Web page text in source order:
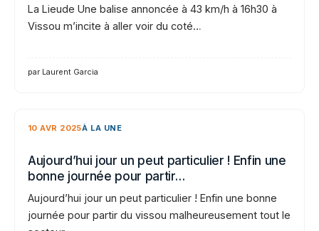
La Lieude Une balise annoncée à 43 km/h à 16h30 à
Vissou m’incite à aller voir du coté…
par Laurent Garcia
10 AVR 2025À LA UNE
Aujourd’hui jour un peut particulier ! Enfin une
bonne journée pour partir…
Aujourd’hui jour un peut particulier ! Enfin une bonne
journée pour partir du vissou malheureusement tout le